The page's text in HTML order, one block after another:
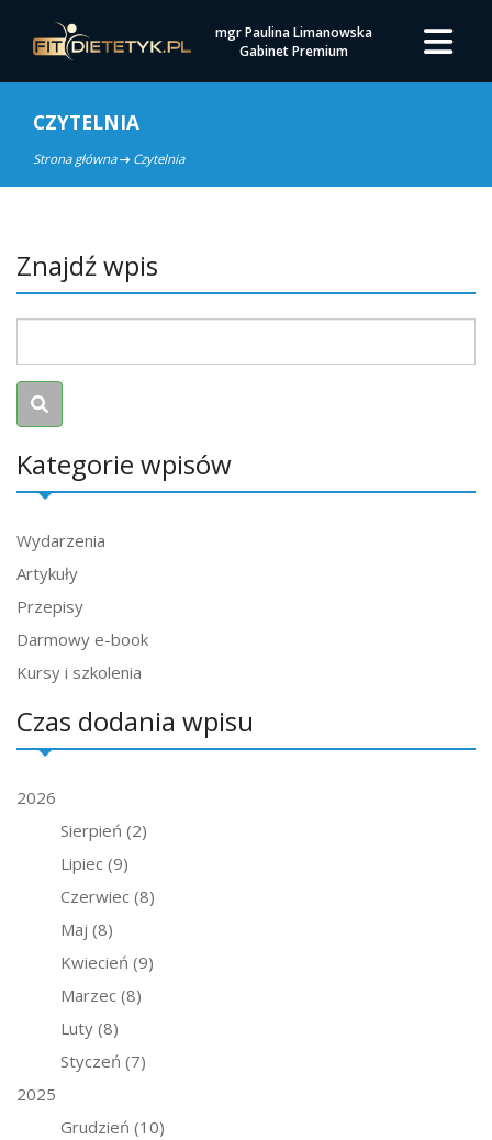
mgr Paulina Limanowska
Gabinet Premium
CZYTELNIA
Strona główna Czytelnia
Znajdź wpis
Kategorie wpisów
Wydarzenia
Artykuły
Przepisy
Darmowy e-book
Kursy i szkolenia
Czas dodania wpisu
2026
Sierpień (2)
Lipiec (9)
Czerwiec (8)
Maj (8)
Kwiecień (9)
Marzec (8)
Luty (8)
Styczeń (7)
2025
Grudzień (10)